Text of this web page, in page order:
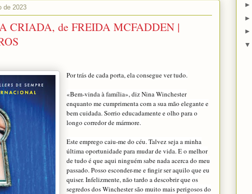
de 2023
CRIADA, de FREIDA MCFADDEN |
Por trás de cada porta, ela consegue ver tudo.
«Bem-vinda à família», diz Nina Winchester
enquanto me cumprimenta com a sua mão elegante e
bem cuidada. Sorrio educadamente e olho para o
longo corredor de mármore.
Este emprego caiu-me do céu. Talvez seja a minha
última oportunidade para mudar de vida. E o melhor
de tudo é que aqui ninguém sabe nada acerca do meu
passado. Posso esconder-me e fingir ser aquilo que eu
quiser. Infelizmente, não tardo a descobrir que os
segredos dos Winchester são muito mais perigosos do
►
►
►
▼